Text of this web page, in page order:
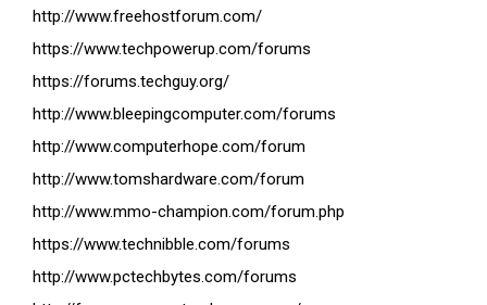
http://www.freehostforum.com/
https://www.techpowerup.com/forums
https://forums.techguy.org/
http://www.bleepingcomputer.com/forums
http://www.computerhope.com/forum
http://www.tomshardware.com/forum
http://www.mmo-champion.com/forum.php
https://www.technibble.com/forums
http://www.pctechbytes.com/forums